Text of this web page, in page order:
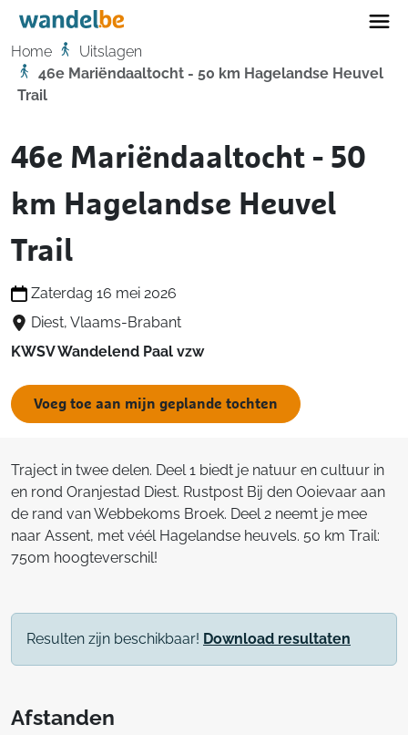
Home
Home
Uitslagen
46e Mariëndaaltocht - 50 km Hagelandse Heuvel
Trail
46e Mariëndaaltocht - 50
km Hagelandse Heuvel
Trail
Zaterdag 16 mei 2026
Diest, Vlaams-Brabant
KWSV Wandelend Paal vzw
Voeg toe aan mijn geplande tochten
Traject in twee delen. Deel 1 biedt je natuur en cultuur in
en rond Oranjestad Diest. Rustpost Bij den Ooievaar aan
de rand van Webbekoms Broek. Deel 2 neemt je mee
naar Assent, met véél Hagelandse heuvels. 50 km Trail:
750m hoogteverschil!
Resulten zijn beschikbaar! Download resultaten
Afstanden